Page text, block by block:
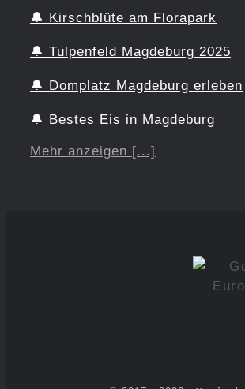
🔔 Kirschblüte am Florapark
🔔 Tulpenfeld Magdeburg 2025
🔔 Domplatz Magdeburg erleben
🔔 Bestes Eis in Magdeburg
Mehr anzeigen [...]